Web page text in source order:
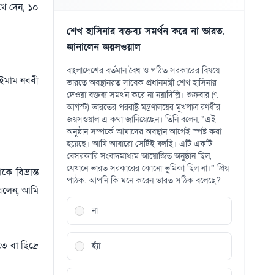
দেন, ১০
নববী
বিভ্রান্ত
আমি
বা ছিদ্রে
১৫ এসএসসির ফল কখন ঘোষণা, যেভাবে পাবেন
শিক্ষার্থীরা
০৯ আগস্ট
শেখ হাসিনার বক্তব্য সমর্থন করে না ভারত,
জানালেন জয়সওয়াল
বাংলাদেশের বর্তমান বৈধ ও গঠিত সরকারের বিষয়ে
ভারতে অবস্থানরত সাবেক প্রধানমন্ত্রী শেখ হাসিনার
দেওয়া বক্তব্য সমর্থন করে না নয়াদিল্লি। শুক্রবার (৭
আগস্ট) ভারতের পররাষ্ট্র মন্ত্রণালয়ের মুখপাত্র রণধীর
জয়সওয়াল এ কথা জানিয়েছেন। তিনি বলেন, “এই
অনুষ্ঠান সম্পর্কে আমাদের অবস্থান আগেই স্পষ্ট করা
হয়েছে। আমি আবারো সেটিই বলছি। এটি একটি
বেসরকারি সংবাদমাধ্যম আয়োজিত অনুষ্ঠান ছিল,
যেখানে ভারত সরকারের কোনো ভূমিকা ছিল না।” প্রিয়
পাঠক. আপনি কি মনে করেন ভারত সঠিক বলেছে?
না
হ্যাঁ